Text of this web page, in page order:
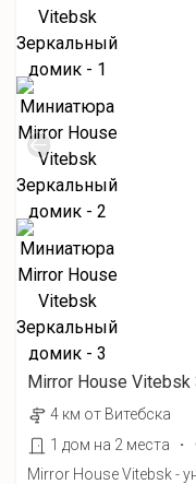
Mirror House
4 км от Витебска
1 дом на 2 места
·
Mirror House Vitebsk -